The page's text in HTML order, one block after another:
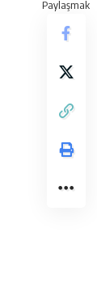
Paylaşmak